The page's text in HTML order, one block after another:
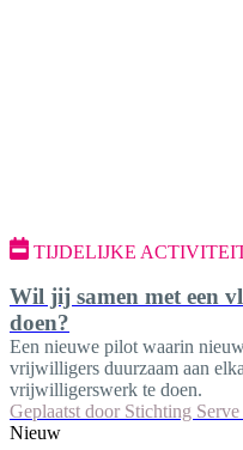
TIJDELIJKE
Wil jij samen met een
doen?
Een nieuwe pilot waarin
vrijwilligers duurzaam aan
vrijwilligerswerk te doen.
Geplaatst door Stichting
Nieuw